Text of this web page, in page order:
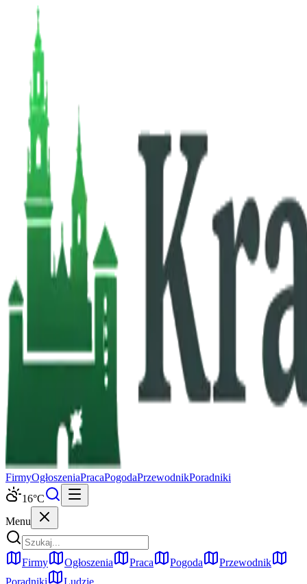
FirmyOgłoszeniaPracaPogodaPrzewodnikPoradniki
16°C
Menu
Firmy Ogłoszenia Praca Pogoda
Przewodnik
Poradniki
Ludzie